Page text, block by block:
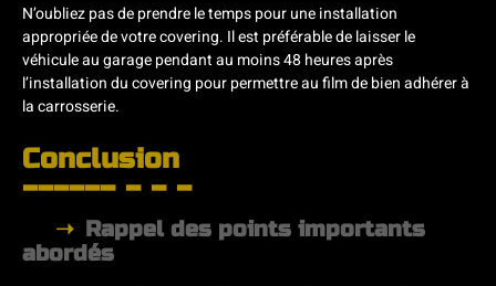
N’oubliez pas de prendre le temps pour une installation
appropriée de votre covering. Il est préférable de laisser le
véhicule au garage pendant au moins 48 heures après
l’installation du covering pour permettre au film de bien adhérer à
la carrosserie.
Conclusion
Rappel des points importants
abordés